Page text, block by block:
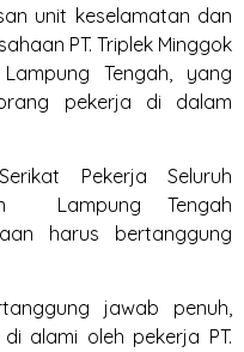
unit keselamatan dan
PT. Triplek Minggok
Tengah, yang
pekerja di dalam
Pekerja Seluruh
Lampung Tengah
harus bertanggung
jawab penuh,
alami oleh pekerja PT.